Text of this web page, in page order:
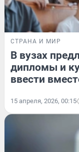
СТРАНА И МИР
В вузах
дипломы и
ввести
15 апреля, 2026, 00:15